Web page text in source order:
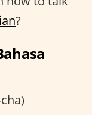
?